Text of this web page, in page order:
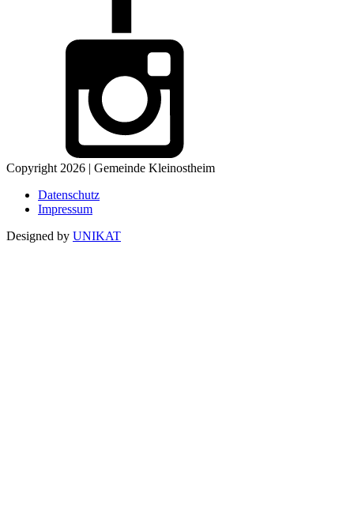
Copyright 2026 | Gemeinde Kleinostheim
Datenschutz
Impressum
Designed by UNIKAT